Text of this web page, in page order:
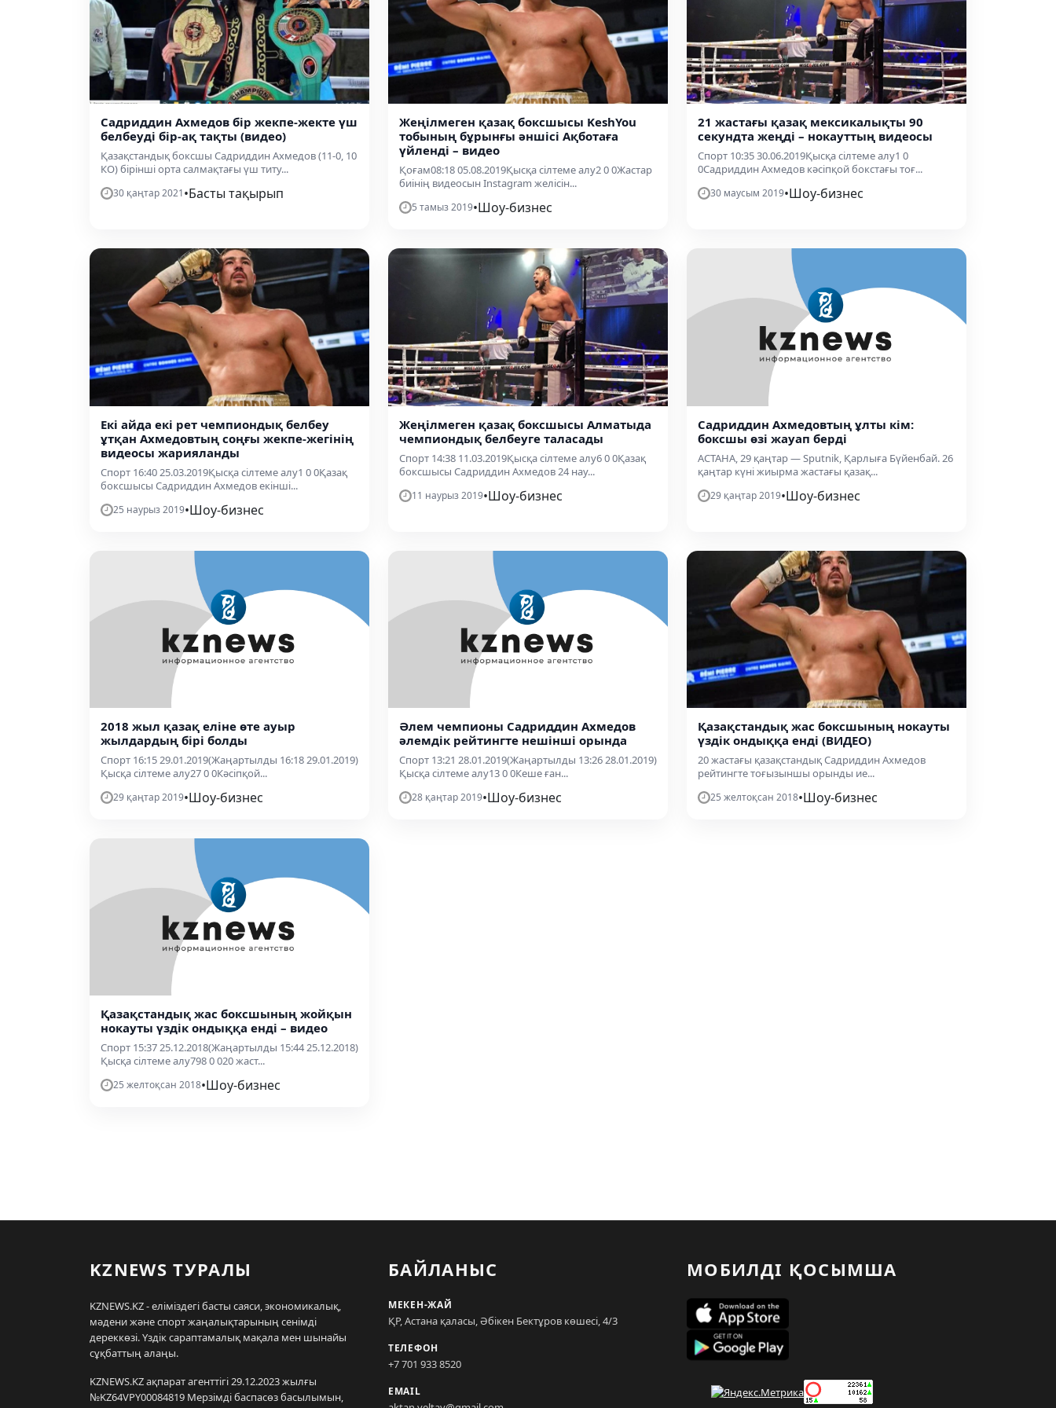
Садриддин Ахмедов бір жекпе-жекте үш
белбеуді бір-ақ тақты (видео)
Қазақстандық боксшы Садриддин Ахмедов (11-0, 10
КО) бірінші орта салмақтағы үш титу...
30 қаңтар 2021•Басты тақырып
Жеңілмеген қазақ боксшысы KeshYou
тобының бұрынғы әншісі Ақботаға
үйленді – видео
Қоғам08:18 05.08.2019Қысқа сілтеме алу2 0 0Жастар
биінің видеосын Instagram желісін...
5 тамыз 2019•Шоу-бизнес
21 жастағы қазақ мексикалықты 90
секундта жеңді – нокауттың видеосы
Спорт 10:35 30.06.2019Қысқа сілтеме алу1 0
0Садриддин Ахмедов кәсіпқой бокстағы тоғ...
30 маусым 2019•Шоу-бизнес
Екі айда екі рет чемпиондық белбеу
ұтқан Ахмедовтың соңғы жекпе-жегінің
видеосы жарияланды
Спорт 16:40 25.03.2019Қысқа сілтеме алу1 0 0Қазақ
боксшысы Садриддин Ахмедов екінші...
25 наурыз 2019•Шоу-бизнес
Жеңілмеген қазақ боксшысы Алматыда
чемпиондық белбеуге таласады
Спорт 14:38 11.03.2019Қысқа сілтеме алу6 0 0Қазақ
боксшысы Садриддин Ахмедов 24 нау...
11 наурыз 2019•Шоу-бизнес
Садриддин Ахмедовтың ұлты кім:
боксшы өзі жауап берді
АСТАНА, 29 қаңтар — Sputnik, Қарлыға Бүйенбай. 26
қаңтар күні жиырма жастағы қазақ...
29 қаңтар 2019•Шоу-бизнес
2018 жыл қазақ еліне өте ауыр
жылдардың бірі болды
Спорт 16:15 29.01.2019(Жаңартылды 16:18 29.01.2019)
Қысқа сілтеме алу27 0 0Кәсіпқой...
29 қаңтар 2019•Шоу-бизнес
Әлем чемпионы Садриддин Ахмедов
әлемдік рейтингте нешінші орында
Спорт 13:21 28.01.2019(Жаңартылды 13:26 28.01.2019)
Қысқа сілтеме алу13 0 0Кеше ған...
28 қаңтар 2019•Шоу-бизнес
Қазақстандық жас боксшының нокауты
үздік ондыққа енді (ВИДЕО)
20 жастағы қазақстандық Садриддин Ахмедов
рейтингте тоғызыншы орынды ие...
25 желтоқсан 2018•Шоу-бизнес
Қазақстандық жас боксшының жойқын
нокауты үздік ондыққа енді – видео
Спорт 15:37 25.12.2018(Жаңартылды 15:44 25.12.2018)
Қысқа сілтеме алу798 0 020 жаст...
25 желтоқсан 2018•Шоу-бизнес
KZNEWS ТУРАЛЫ
KZNEWS.KZ - еліміздегі басты саяси, экономикалық,
мәдени және спорт жаңалықтарының сенімді
дереккөзі. Үздік сараптамалық мақала мен шынайы
сұқбаттың алаңы.
KZNEWS.KZ ақпарат агенттігі 29.12.2023 жылғы
№KZ64VPY00084819 Мерзімді баспасөз басылымын,
БАЙЛАНЫС
МЕКЕН-ЖАЙ
ҚР, Астана қаласы, Әбікен Бектұров көшесі, 4/3
ТЕЛЕФОН
+7 701 933 8520
EMAIL
МОБИЛДІ ҚОСЫМША